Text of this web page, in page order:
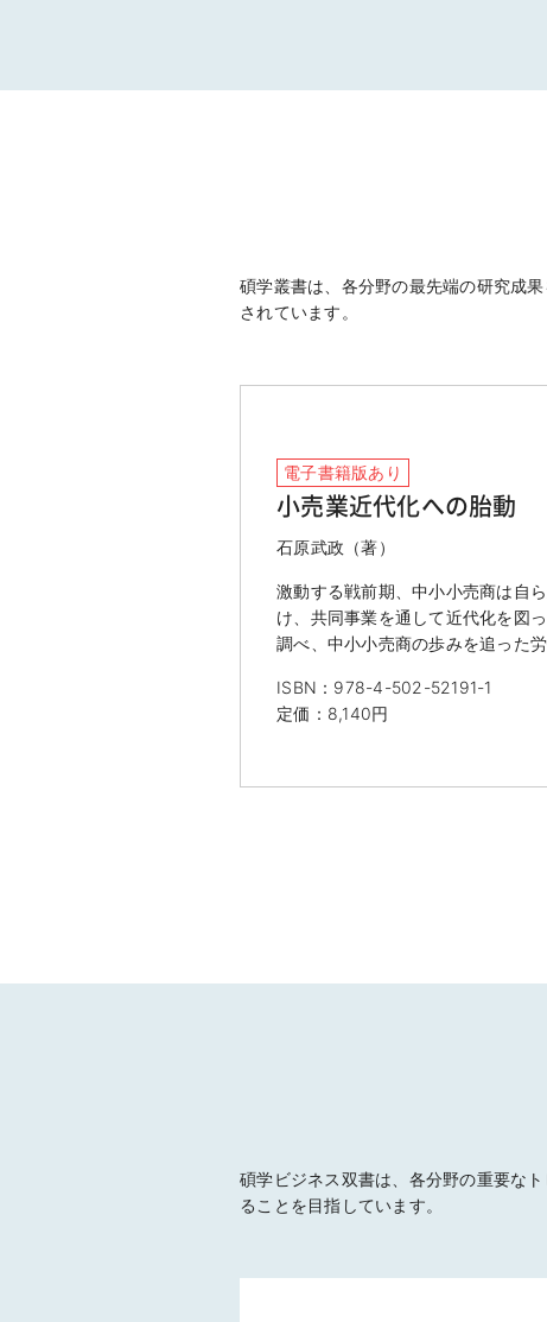
碩学叢書は、各分野の最先端の研究成
されています。
電子書籍版あり
小売業近代化への胎動
石原武政（著）
激動する戦前期、中小小売商は自
け、共同事業を通して近代化を図
調べ、中小小売商の歩みを追った労
ISBN：978-4-502-52191-1
定価：8,140円
碩学ビジネス双書は、各分野の重要な
ることを目指しています。